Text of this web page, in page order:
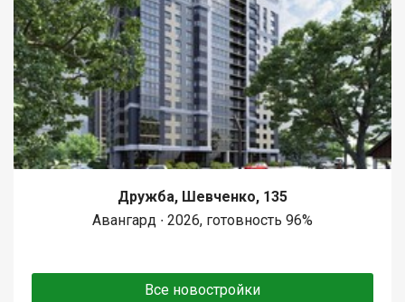
Дружба, Шевченко, 135
Авангард ∙ 2026, готовность 96%
Все новостройки